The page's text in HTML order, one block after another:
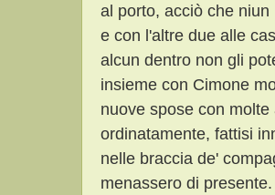
al porto, acciò che
e con l'altre due alle
alcun dentro non gli
insieme con Cimone
nuove spose con
ordinatamente, fattisi
nelle braccia de'
menassero di presente.